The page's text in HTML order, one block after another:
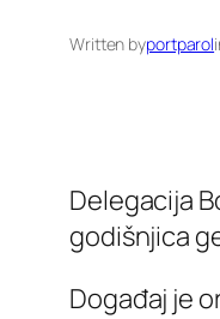
Written byportparol
Delegacija
godišnjica
Događaj je